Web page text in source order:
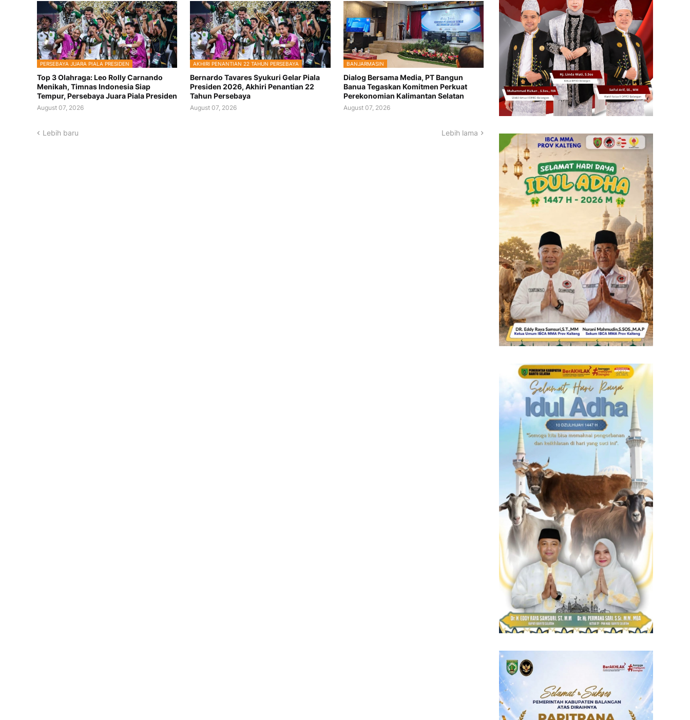
PERSEBAYA JUARA PIALA PRESIDEN
Top 3 Olahraga: Leo Rolly Carnando
Menikah, Timnas Indonesia Siap
Tempur, Persebaya Juara Piala Presiden
August 07, 2026
AKHIRI PENANTIAN 22 TAHUN PERSEBAYA
Bernardo Tavares Syukuri Gelar Piala
Presiden 2026, Akhiri Penantian 22
Tahun Persebaya
August 07, 2026
BANJARMASIN
Dialog Bersama Media, PT Bangun
Banua Tegaskan Komitmen Perkuat
Perekonomian Kalimantan Selatan
August 07, 2026
Lebih baru Lebih lama